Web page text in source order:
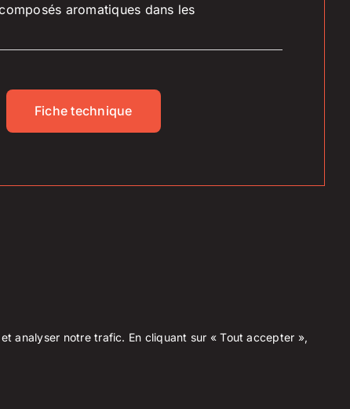
aromatiques dans les
Fiche technique
analyser notre trafic. En cliquant sur « Tout accepter »,